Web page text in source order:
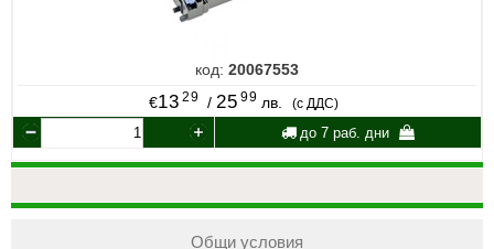
код: 20067553
€13 29 / 25 99 лв. (с ДДС)
до 7 раб. дни
Общи условия